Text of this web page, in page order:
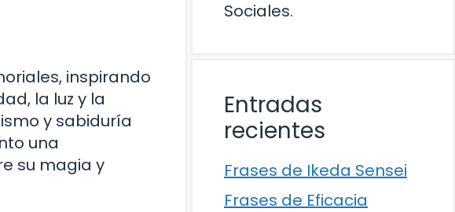
inspirando
la luz y la
y sabiduría
una
su magia y
Sociales.
Entradas
recientes
Frases de Ikeda Sensei
Frases de Eficacia